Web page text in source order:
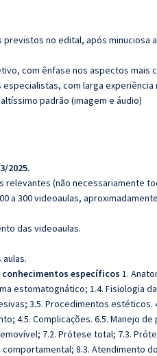
no edital, após minuciosa
com ênfase nos aspectos mais
com larga
padrão (imagem e áudio)
2025.
relevantes (não necessariamente
a 300 videoaulas,
das videoaulas.
específicos 1.
estomatognático; 1.4. Fisiologia
3.5. Procedimentos estéticos.
4.5. Complicações. 6.5. Manejo
7.2. Prótese total; 7.3.
8.3. Atendimento